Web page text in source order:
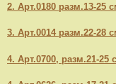
2. Арт.0180 разм.13-25
3. Арт.0014 разм.22-28
4. Арт.0700, разм.21-25